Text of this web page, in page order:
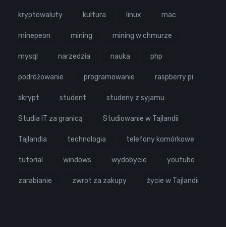
kryptowaluty kultura linux mac
minepeon mining mining w chmurze
mysql narzedzia nauka php
podróżowanie programowanie raspberry pi
skrypt student studeny z syjamu
Studia IT za granicą Studiowanie w Tajlandii
Tajlandia technologia telefony komórkowe
tutorial windows wydobycie youtube
zarabianie zwrot za zakupy życie w Tajlandii